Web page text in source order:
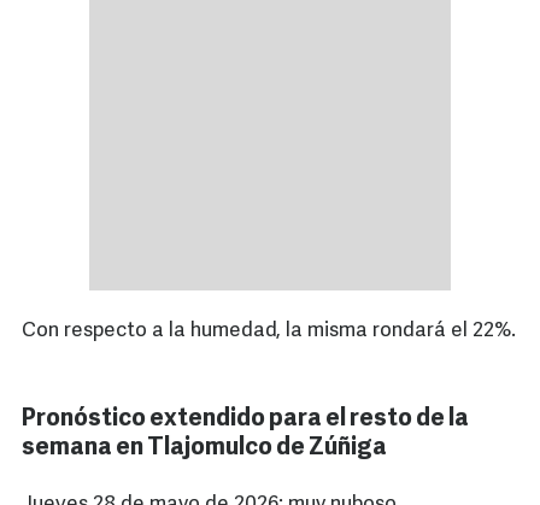
Con respecto a la humedad, la misma rondará el 22%.
Pronóstico extendido para el resto de la
semana en Tlajomulco de Zúñiga